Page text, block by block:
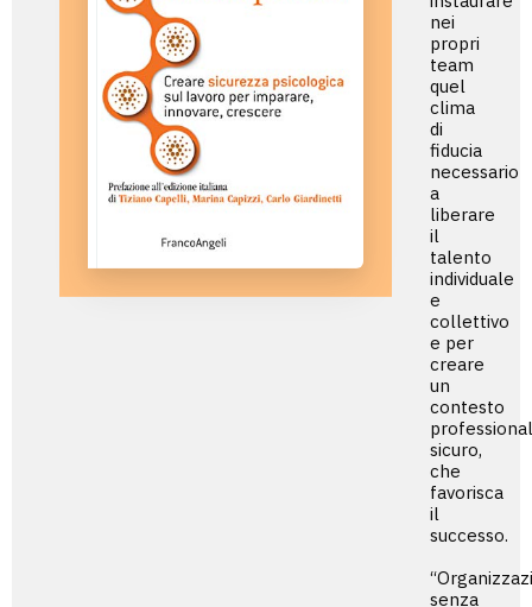
nei
propri
team
quel
clima
di
fiducia
necessario
a
liberare
il
talento
individuale
e
collettivo
e per
creare
un
contesto
sicuro,
che
favorisca
il
successo.
senza